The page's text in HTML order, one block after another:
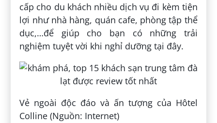
cấp cho du khách nhiều dịch vụ đi kèm tiện
lợi như nhà hàng, quán cafe, phòng tập thể
dục,…để giúp cho bạn có những trải
nghiệm tuyệt vời khi nghỉ dưỡng tại đây.
Vẻ ngoài độc đáo và ấn tượng của Hôtel
Colline (Nguồn: Internet)